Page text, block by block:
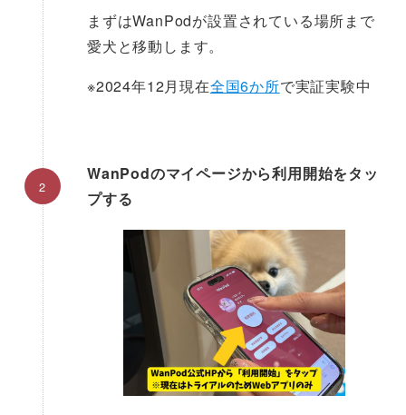
まずはWanPodが設置されている場所まで
愛犬と移動します。
※2024年12月現在全国6か所で実証実験中
WanPodのマイページから利用開始をタッ
プする